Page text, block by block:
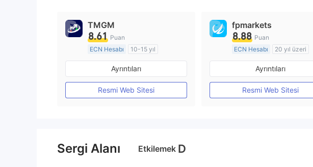
TMGM
8.61 Puan
ECN Hesabı
10-15 yıl
Düzenleyici Ülke/Bölge: Avustralya
Pazar Yapıcılık (MM)
MT4 Tam Lisans
Ayrıntıları
Resmi Web Sitesi
fpmarkets
8.88 Puan
ECN Hesabı
20 yıl üzeri
Pazar Yapıcılık (MM)
MT4 Tam Lisans
Ayrıntıları
Resmi Web Sitesi
Sergi Alanı Etkilemek D